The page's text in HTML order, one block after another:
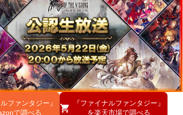
ファンタジー』
で調べる
『ファイナルファンタジー』
を楽天市場で調べる